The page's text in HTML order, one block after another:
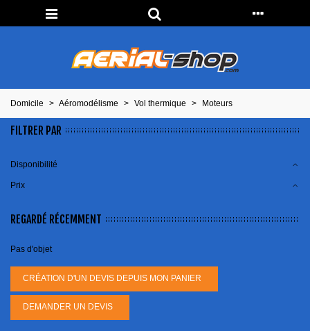
Domicile > Aéromodélisme > Vol thermique > Moteurs
FILTRER PAR
Disponibilité
Prix
REGARDÉ RÉCEMMENT
Pas d'objet
CRÉATION D'UN DEVIS DEPUIS MON PANIER
DEMANDER UN DEVIS